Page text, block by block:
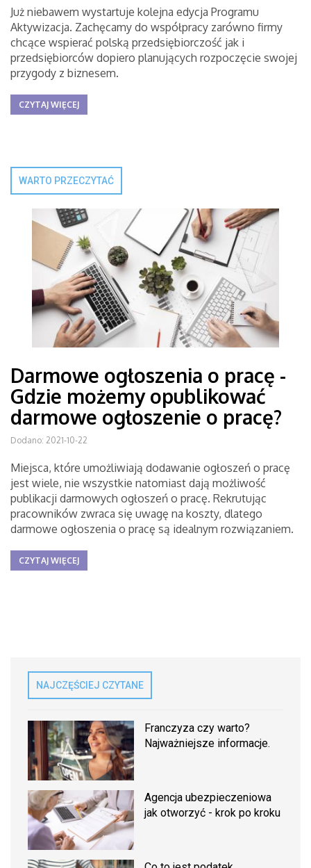
Już niebawem wystartuje kolejna edycja Programu
Aktywizacja. Zachęcamy do współpracy zarówno firmy
chcące wspierać polską przedsiębiorczość jak i
przedsiębiorców dopiero planujących rozpoczęcie swojej
przygody z biznesem.
CZYTAJ WIĘCEJ
WARTO PRZECZYTAĆ
Darmowe ogłoszenia o pracę -
Gdzie możemy opublikować
darmowe ogłoszenie o pracę?
Dodano: 2021-10-22
Miejsca, które umożliwiają dodawanie ogłoszeń o pracę
jest wiele, nie wszystkie natomiast dają możliwość
publikacji darmowych ogłoszeń o pracę. Rekrutując
pracowników zwraca się uwagę na koszty, dlatego
darmowe ogłoszenia o pracę są idealnym rozwiązaniem.
CZYTAJ WIĘCEJ
NAJCZĘŚCIEJ CZYTANE
Franczyza czy warto?
Najważniejsze informacje.
Agencja ubezpieczeniowa
jak otworzyć - krok po kroku